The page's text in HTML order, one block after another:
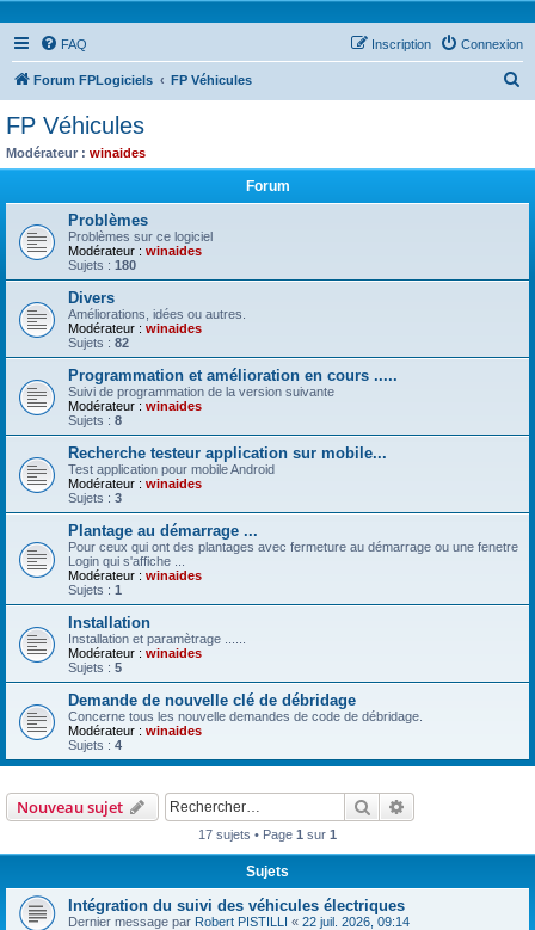
FAQ Connexion
Inscription
Forum FPLogiciels FP Véhicules
h
FP Véhicules
Modérateur : winaides
Forum
Problèmes
Problèmes sur ce logiciel
Modérateur : winaides
Sujets : 180
Divers
Améliorations, idées ou autres.
Modérateur : winaides
Sujets : 82
Programmation et amélioration en cours .....
Suivi de programmation de la version suivante
Modérateur : winaides
Sujets : 8
Recherche testeur application sur mobile...
Test application pour mobile Android
Modérateur : winaides
Sujets : 3
Plantage au démarrage ...
Pour ceux qui ont des plantages avec fermeture au démarrage ou une fenetre
Login qui s'affiche ...
Modérateur : winaides
Sujets : 1
Installation
Installation et paramètrage ......
Modérateur : winaides
Sujets : 5
Demande de nouvelle clé de débridage
Concerne tous les nouvelle demandes de code de débridage.
Modérateur : winaides
Sujets : 4
Nouveau sujet Rechercher
17 sujets • Page 1 sur 1
Sujets
Intégration du suivi des véhicules électriques
Dernier message par Robert PISTILLI « 22 juil. 2026, 09:14